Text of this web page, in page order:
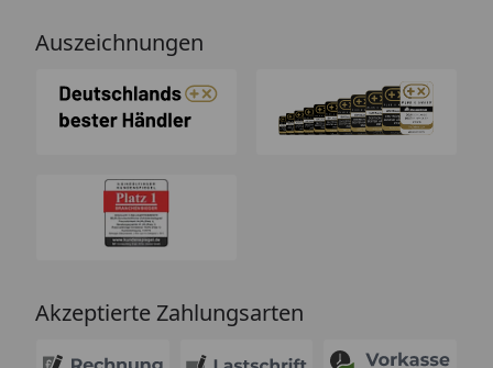
Auszeichnungen
Akzeptierte Zahlungsarten